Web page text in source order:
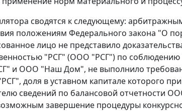
сводятся к следующему:
положениям Федерального закона "О
лицо не представило
"РСГ" (ООО "РСГ") по соблюдению
и ООО "Наш Дом", не выполнило
доля в уставном капитале которого
сведений по балансовой отчетности
завершение процедуры